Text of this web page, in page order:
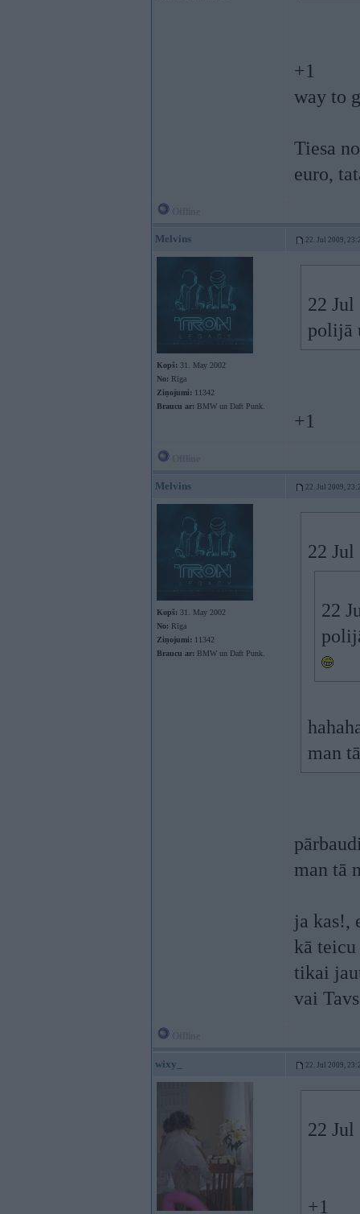
+1
way to
Tiesa
euro,
Melvins 22. Jul 2009,
Kopš: 31. May 2002
No: Rīga
Ziņojumi: 11342
Braucu ar: BMW un Daft Punk.
22 Jul
polijā
+1
Melvins 22. Jul 2009,
Kopš: 31. May 2002
No: Rīga
Ziņojumi: 11342
Braucu ar: BMW un Daft Punk.
22
22
man
man tā
ja kas!,
kā
tikai
vai
wixy_ 22. Jul 2009,
22
+1